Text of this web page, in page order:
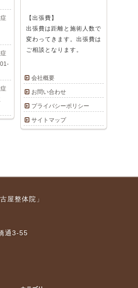
【出張費】
出張費は距離と施術人数で
変わってきます。出張費は
ご相談となります。
会社概要
お問い合わせ
プライバシーポリシー
サイトマップ
屋整体院」
通3-55